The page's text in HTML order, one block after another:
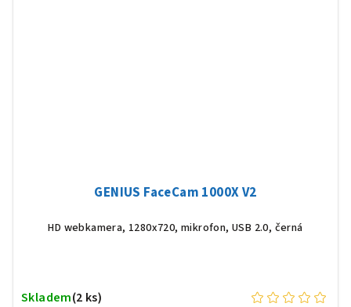
GENIUS FaceCam 1000X V2
HD webkamera, 1280x720, mikrofon, USB 2.0, černá
Skladem(2 ks)